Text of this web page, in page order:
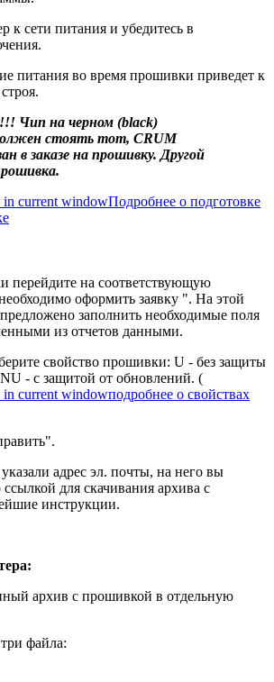
к сети питания и убедитесь в
питания во время прошивки приведет к
на черном (black)
стоять тот, CRUM
в заказе на прошивку. Другой
Подробнее о подготовке
перейдите на соответствующую
оформить заявку ". На этой
заполнить необходимые поля
из отчетов данными.
свойство прошивки: U - без защиты
- с защитой от обновлений. (
подробнее о свойствах
адрес эл. почты, на него вы
для скачивания архива с
инструкции.
архив с прошивкой в отдельную
файла: